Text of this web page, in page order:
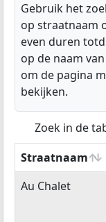
Gebruik het
op straatnaam
even duren
op de naam
om de pagina
bekijken.
Zoek in de
Straatnaam
Straatnaam
Au Chalet